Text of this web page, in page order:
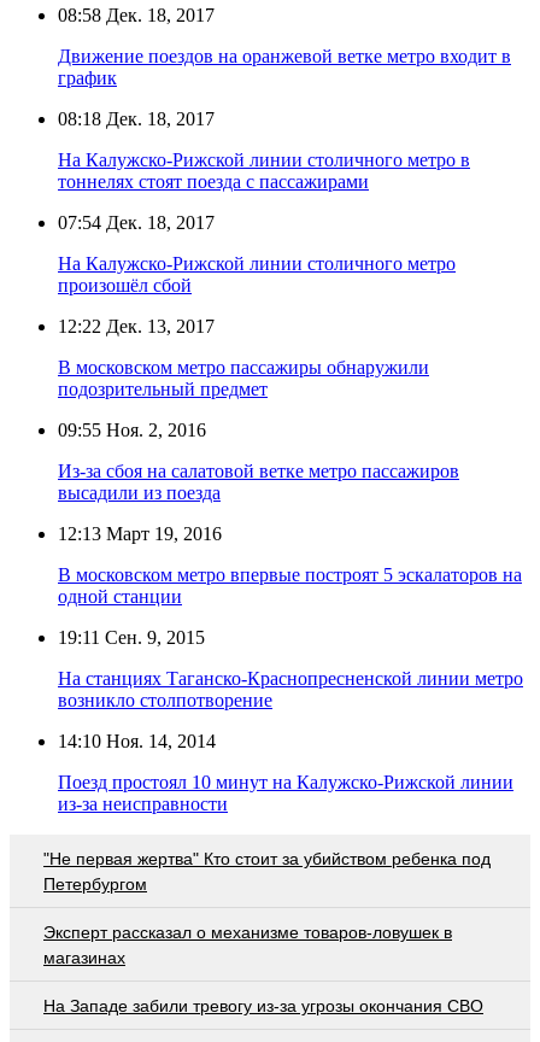
08:58 Дек. 18, 2017
Движение поездов на оранжевой ветке метро входит в
график
08:18 Дек. 18, 2017
На Калужско-Рижской линии столичного метро в
тоннелях стоят поезда с пассажирами
07:54 Дек. 18, 2017
На Калужско-Рижской линии столичного метро
произошёл сбой
12:22 Дек. 13, 2017
В московском метро пассажиры обнаружили
подозрительный предмет
09:55 Ноя. 2, 2016
Из-за сбоя на салатовой ветке метро пассажиров
высадили из поезда
12:13 Март 19, 2016
В московском метро впервые построят 5 эскалаторов на
одной станции
19:11 Сен. 9, 2015
На станциях Таганско-Краснопресненской линии метро
возникло столпотворение
14:10 Ноя. 14, 2014
Поезд простоял 10 минут на Калужско-Рижской линии
из-за неисправности
"Не первая жертва" Кто стоит за убийством ребенка под
Петербургом
Эксперт рассказал о механизме товаров-ловушек в
магазинах
На Западе забили тревогу из-за угрозы окончания СВО